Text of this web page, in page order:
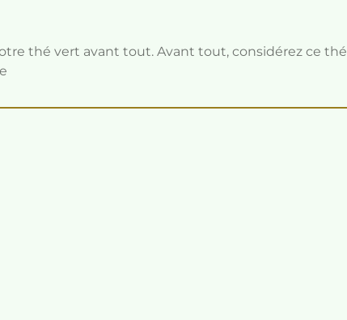
thé vert avant tout. Avant tout, considérez ce thé